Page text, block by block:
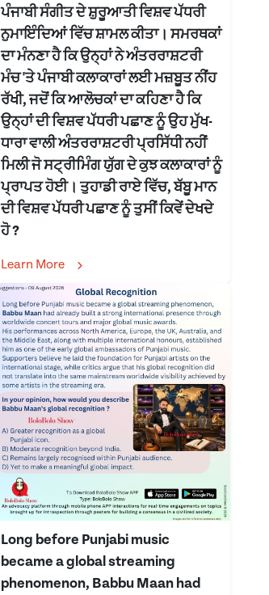
ਪੰਜਾਬੀ ਸੰਗੀਤ ਦੇ ਸ਼ੁਰੂਆਤੀ ਵਿਸ਼ਵ ਪੱਧਰੀ
ਨੁਮਾਇੰਦਿਆਂ ਵਿੱਚ ਸ਼ਾਮਲ ਕੀਤਾ। ਸਮਰਥਕਾਂ
ਦਾ ਮੰਨਣਾ ਹੈ ਕਿ ਉਨ੍ਹਾਂ ਨੇ ਅੰਤਰਰਾਸ਼ਟਰੀ
ਮੰਚ 'ਤੇ ਪੰਜਾਬੀ ਕਲਾਕਾਰਾਂ ਲਈ ਮਜ਼ਬੂਤ ਨੀਂਹ
ਰੱਖੀ, ਜਦੋਂ ਕਿ ਆਲੋਚਕਾਂ ਦਾ ਕਹਿਣਾ ਹੈ ਕਿ
ਉਨ੍ਹਾਂ ਦੀ ਵਿਸ਼ਵ ਪੱਧਰੀ ਪਛਾਣ ਨੂੰ ਉਹ ਮੁੱਖ-
ਧਾਰਾ ਵਾਲੀ ਅੰਤਰਰਾਸ਼ਟਰੀ ਪ੍ਰਸਿੱਧੀ ਨਹੀਂ
ਮਿਲੀ ਜੋ ਸਟ੍ਰੀਮਿੰਗ ਯੁੱਗ ਦੇ ਕੁਝ ਕਲਾਕਾਰਾਂ ਨੂੰ
ਪ੍ਰਾਪਤ ਹੋਈ। ਤੁਹਾਡੀ ਰਾਏ ਵਿੱਚ, ਬੱਬੂ ਮਾਨ
ਦੀ ਵਿਸ਼ਵ ਪੱਧਰੀ ਪਛਾਣ ਨੂੰ ਤੁਸੀਂ ਕਿਵੇਂ ਦੇਖਦੇ
ਹੋ ?
Learn More
Long before Punjabi music
became a global streaming
phenomenon, Babbu Maan had